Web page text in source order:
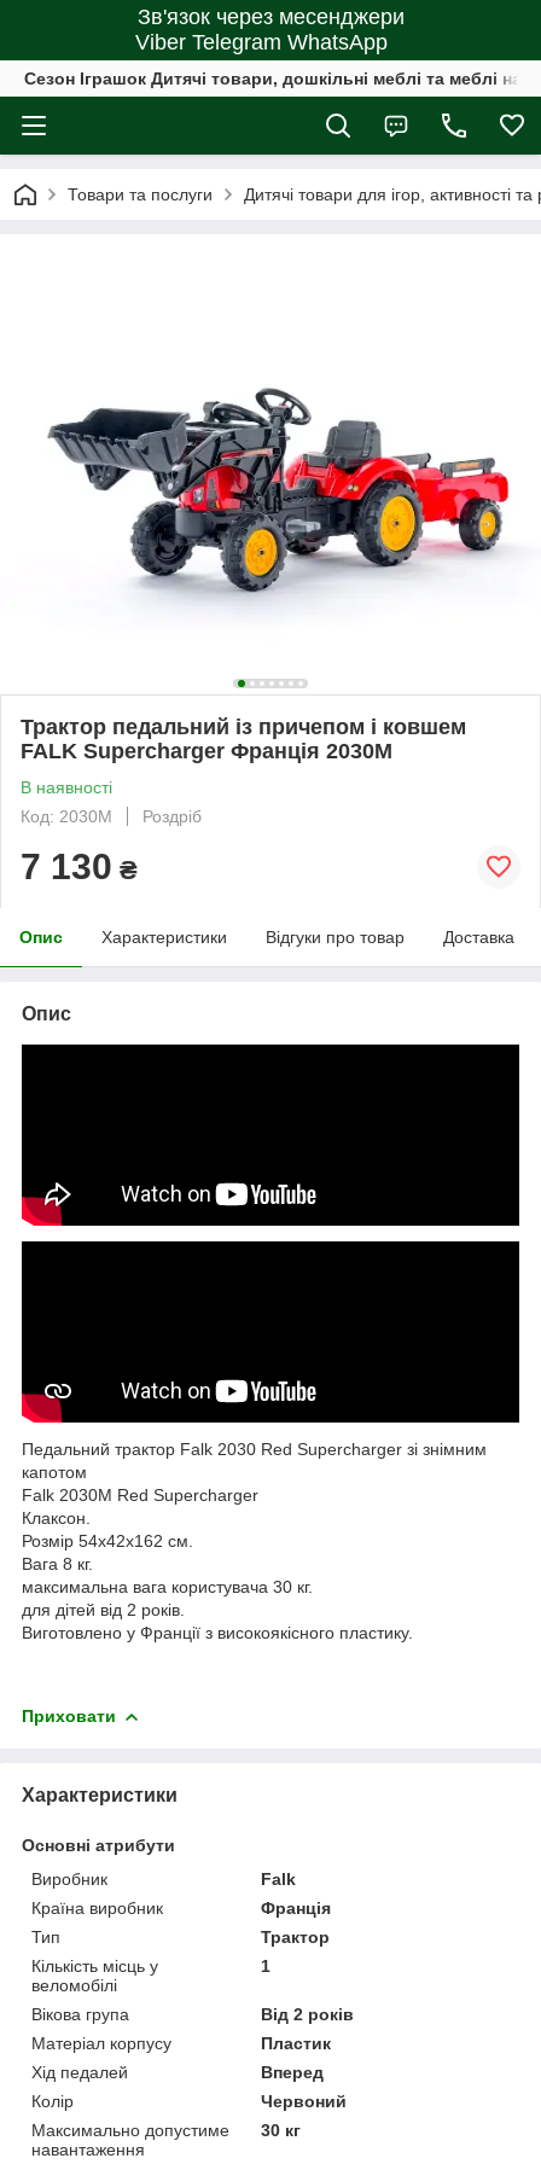
Зв'язок через месенджери
Viber Telegram WhatsApp
Сезон Іграшок Дитячі товари, дошкільні меблі та меблі на
Товари та послуги Дитячі товари для ігор, активності та
Трактор педальний із причепом і ковшем
FALK Supercharger Франція 2030M
В наявності
Код: 2030M
Роздріб
7 130 ₴
Опис Характеристики Відгуки про товар Доставка
Опис
Педальний трактор Falk 2030 Red Supercharger зі знімним
капотом
Falk 2030M Red Supercharger
Клаксон.
Розмір 54х42х162 см.
Вага 8 кг.
максимальна вага користувача 30 кг.
для дітей від 2 років.
Виготовлено у Франції з високоякісного пластику.
Приховати
Характеристики
Основні атрибути
Виробник
Falk
Країна виробник
Франція
Тип
Трактор
Кількість місць у
веломобілі
1
Вікова група
Від 2 років
Матеріал корпусу
Пластик
Хід педалей
Вперед
Колір
Червоний
Максимально допустиме
навантаження
30 кг